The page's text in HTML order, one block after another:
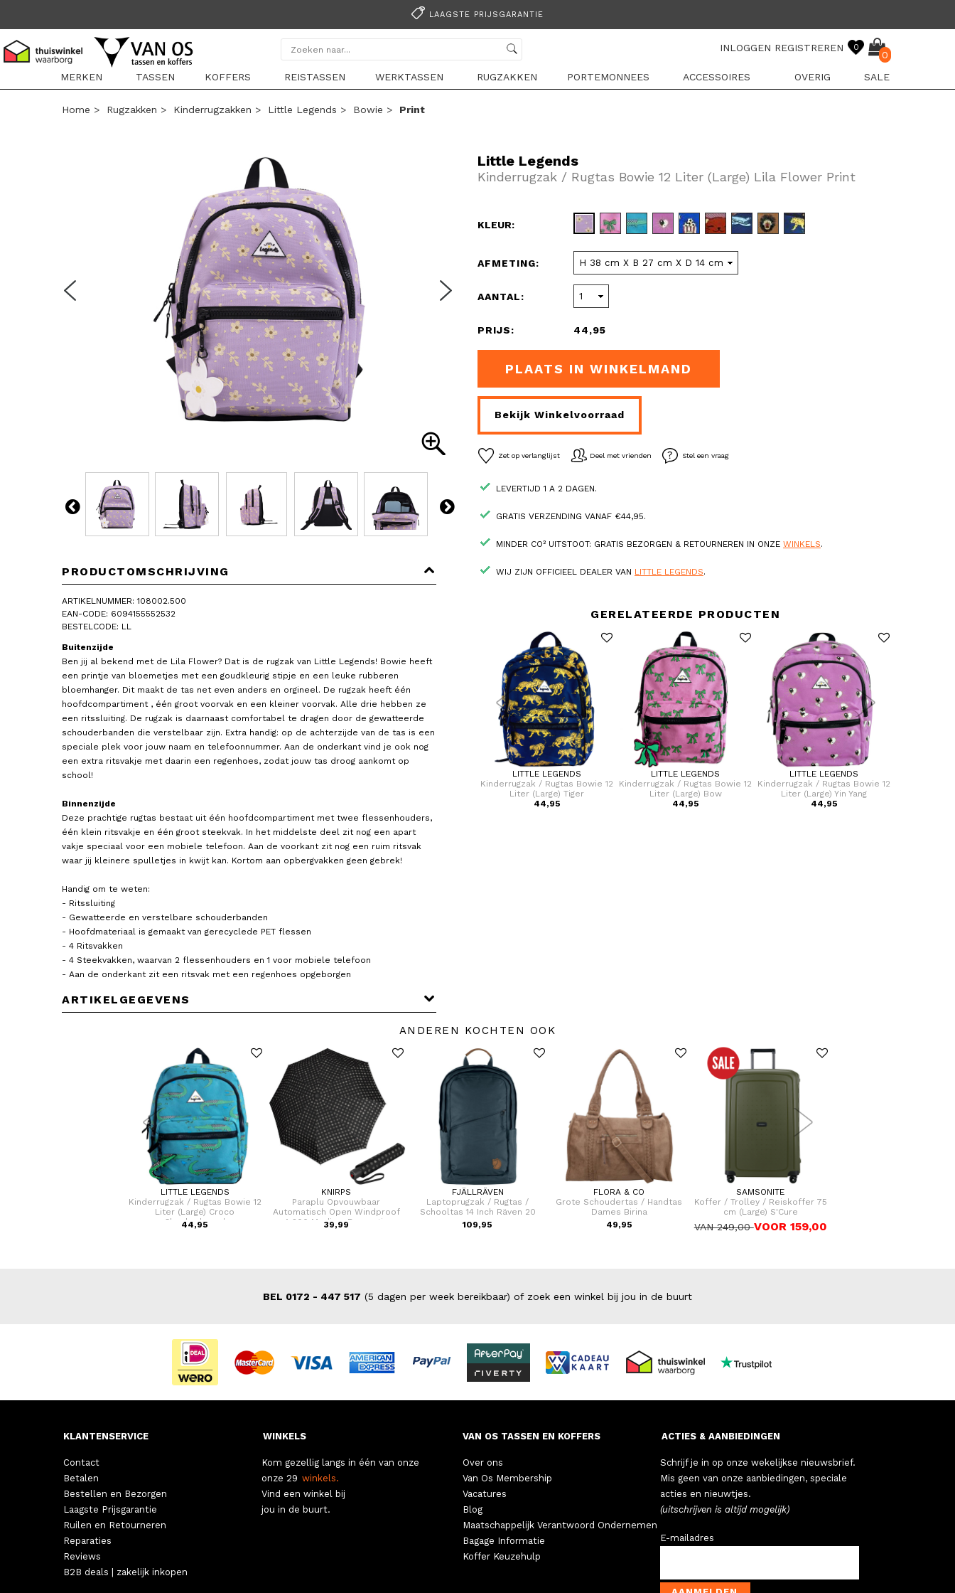
LAAGSTE PRIJSGARANTIE
INLOGGEN REGISTREREN 0
0
MERKEN
TASSEN KOFFERS REISTASSEN WERKTASSEN RUGZAKKEN PORTEMONNEES ACCESSOIRES OVERIG SALE
Home > Rugzakken > Kinderrugzakken > Little Legends > Bowie > Print
PRODUCTOMSCHRIJVING
ARTIKELNUMMER: 108002.500
EAN-CODE: 6094155552532
BESTELCODE: LL
Buitenzijde
Ben jij al bekend met de Lila Flower? Dat is de rugzak van Little Legends! Bowie heeft
een printje van bloemetjes met een goudkleurig stipje en een leuke rubberen
bloemhanger. Dit maakt de tas net even anders en orgineel. De rugzak heeft één
hoofdcompartiment , één groot voorvak en een kleiner voorvak. Alle drie hebben ze
een ritssluiting. De rugzak is daarnaast comfortabel te dragen door de gewatteerde
schouderbanden die verstelbaar zijn. Extra handig: op de achterzijde van de tas is een
speciale plek voor jouw naam en telefoonnummer. Aan de onderkant vind je ook nog
een extra ritsvakje met daarin een regenhoes, zodat jouw tas droog aankomt op
school!
Binnenzijde
Deze prachtige rugtas bestaat uit één hoofdcompartiment met twee flessenhouders,
één klein ritsvakje en één groot steekvak. In het middelste deel zit nog een apart
vakje speciaal voor een mobiele telefoon. Aan de voorkant zit nog een ruim ritsvak
waar jij kleinere spulletjes in kwijt kan. Kortom aan opbergvakken geen gebrek!
Handig om te weten:
- Ritssluiting
- Gewatteerde en verstelbare schouderbanden
- Hoofdmateriaal is gemaakt van gerecyclede PET flessen
- 4 Ritsvakken
- 4 Steekvakken, waarvan 2 flessenhouders en 1 voor mobiele telefoon
- Aan de onderkant zit een ritsvak met een regenhoes opgeborgen
ARTIKELGEGEVENS
Little Legends
Kinderrugzak / Rugtas Bowie 12 Liter (Large) Lila Flower Print
KLEUR:
AFMETING:
AANTAL:
PRIJS: 44,95
PLAATS IN WINKELMAND
Bekijk Winkelvoorraad
Zet op verlanglijst Deel met vrienden Stel een vraag
LEVERTIJD 1 A 2 DAGEN.
GRATIS VERZENDING VANAF €44,95.
MINDER CO² UITSTOOT: GRATIS BEZORGEN & RETOURNEREN IN ONZE WINKELS.
WIJ ZIJN OFFICIEEL DEALER VAN LITTLE LEGENDS.
GERELATEERDE PRODUCTEN
LITTLE LEGENDS
Kinderrugzak / Rugtas Bowie 12
Liter (Large) Tiger
44,95
LITTLE LEGENDS
Kinderrugzak / Rugtas Bowie 12
Liter (Large) Bow
44,95
LITTLE LEGENDS
Kinderrugzak / Rugtas Bowie 12
Liter (Large) Yin Yang
44,95
ANDEREN KOCHTEN OOK
LITTLE LEGENDS
Kinderrugzak / Rugtas Bowie 12
Liter (Large) Croco
Checkerboard
44,95
KNIRPS
Paraplu Opvouwbaar
Automatisch Open Windproof
A.200 Medium Duomatic
39,99
FJÄLLRÄVEN
Laptoprugzak / Rugtas /
Schooltas 14 Inch Räven 20
109,95
FLORA & CO
Grote Schoudertas / Handtas
Dames Birina
49,95
SAMSONITE
Koffer / Trolley / Reiskoffer 75
cm (Large) S'Cure
VAN 249,00VOOR 159,00
BEL 0172 - 447 517 (5 dagen per week bereikbaar) of zoek een winkel bij jou in de buurt
KLANTENSERVICE
Contact
Betalen
Bestellen en Bezorgen
Laagste Prijsgarantie
Ruilen en Retourneren
Reparaties
Reviews
B2B deals | zakelijk inkopen
WINKELS
Kom gezellig langs in één van onze
onze 29 winkels.
Vind een winkel bij
jou in de buurt.
VAN OS TASSEN EN KOFFERS
Over ons
Van Os Membership
Vacatures
Blog
Maatschappelijk Verantwoord Ondernemen
Bagage Informatie
Koffer Keuzehulp
ACTIES & AANBIEDINGEN
Schrijf je in op onze wekelijkse nieuwsbrief.
Mis geen van onze aanbiedingen, speciale
acties en nieuwtjes.
(uitschrijven is altijd mogelijk)
E-mailadres